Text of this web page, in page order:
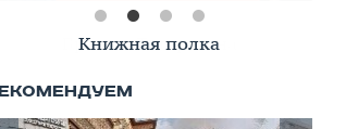
Книжная полка